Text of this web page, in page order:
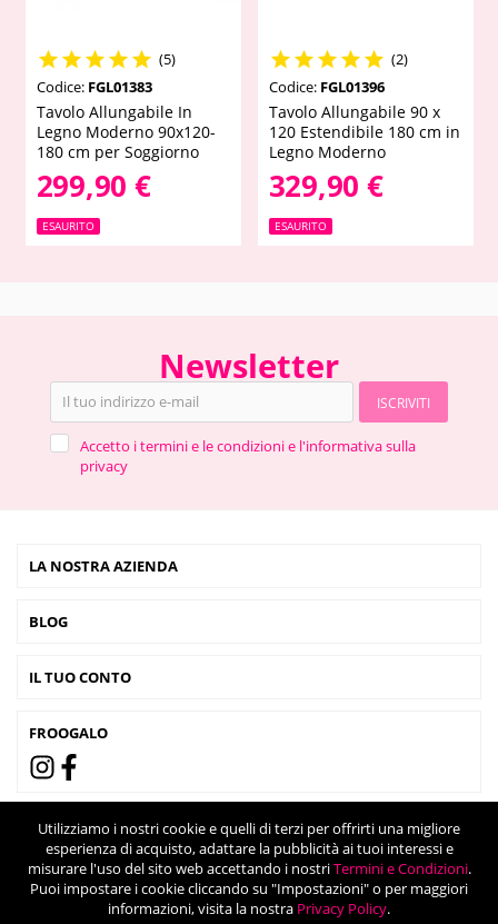
Utilizziamo i nostri cookie e quelli di terzi per offrirti una migliore
esperienza di acquisto, adattare la pubblicità ai tuoi interessi e
misurare l'uso del sito web accettando i nostriTermini e Condizioni.
Puoi impostare i cookie cliccando su "Impostazioni" o per maggiori
informazioni, visita la nostra Privacy Policy.
 (5)
Codice: FGL01383
Tavolo Allungabile In
Legno Moderno 90x120-
180 cm per Soggiorno
299,90 €
ESAURITO
 (2)
Codice: FGL01396
Tavolo Allungabile 90 x
120 Estendibile 180 cm in
Legno Moderno
329,90 €
ESAURITO
Newsletter
ISCRIVITI
Accetto i termini e le condizioni e l'informativa sulla
privacy
LA NOSTRA AZIENDA
BLOG
IL TUO CONTO
FROOGALO